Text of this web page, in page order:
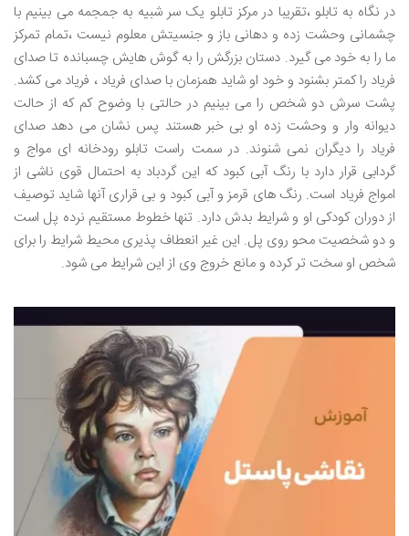
در نگاه به تابلو ،تقریبا در مرکز تابلو یک سر شبیه به جمجمه می بینیم با
چشمانی وحشت زده و دهانی باز و جنسیتش معلوم نیست ،تمام تمرکز
ما را به خود می گیرد. دستان بزرگش را به گوش هایش چسبانده تا صدای
فریاد را کمتر بشنود و خود او شاید همزمان با صدای فریاد ، فریاد می کشد.
پشت سرش دو شخص را می بینیم در حالتی با وضوح کم که از حالت
دیوانه وار و وحشت زده او بی خبر هستند پس نشان می دهد صدای
فریاد را دیگران نمی شنوند. در سمت راست تابلو رودخانه ای مواج و
گردابی قرار دارد با رنگ آبی کبود که این گردباد به احتمال قوی ناشی از
امواج فریاد است. رنگ های قرمز و آبی کبود و بی قراری آنها شاید توصیف
از دوران کودکی او و شرایط بدش دارد. تنها خطوط مستقیم نرده پل است
و دو شخصیت محو روی پل. این غیر انعطاف پذیری محیط شرایط را برای
شخص او سخت تر کرده و مانع خروج وی از این شرایط می شود.